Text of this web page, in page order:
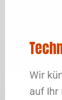
Wir
auf Ihr